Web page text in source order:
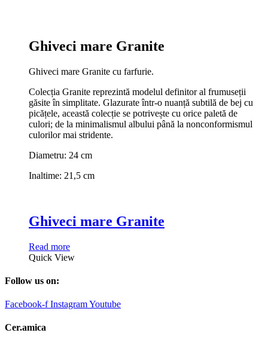
Ghiveci mare Granite
Ghiveci mare Granite cu farfurie.
Colecția Granite reprezintă modelul definitor al frumuseții
găsite în simplitate. Glazurate într-o nuanță subtilă de bej cu
picățele, această colecție se potrivește cu orice paletă de
culori; de la minimalismul albului până la nonconformismul
culorilor mai stridente.
Diametru: 24 cm
Inaltime: 21,5 cm
Ghiveci mare Granite
Read more
Quick View
Follow us on:
Facebook-f InstagramYoutube
Cer.amica